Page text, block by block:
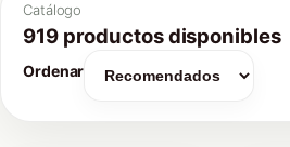
Catálogo
919 productos disponibles
Ordenar